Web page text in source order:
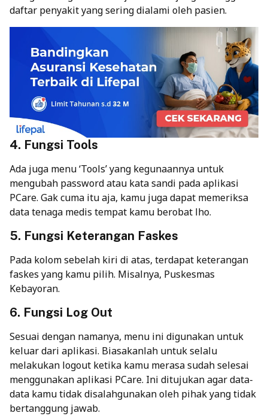
daftar penyakit yang sering dialami oleh pasien.
4. Fungsi Tools
Ada juga menu ‘Tools’ yang kegunaannya untuk
mengubah password atau kata sandi pada aplikasi
PCare. Gak cuma itu aja, kamu juga dapat memeriksa
data tenaga medis tempat kamu berobat lho.
5. Fungsi Keterangan Faskes
Pada kolom sebelah kiri di atas, terdapat keterangan
faskes yang kamu pilih. Misalnya, Puskesmas
Kebayoran.
6. Fungsi Log Out
Sesuai dengan namanya, menu ini digunakan untuk
keluar dari aplikasi. Biasakanlah untuk selalu
melakukan logout ketika kamu merasa sudah selesai
menggunakan aplikasi PCare. Ini ditujukan agar data-
data kamu tidak disalahgunakan oleh pihak yang tidak
bertanggung jawab.